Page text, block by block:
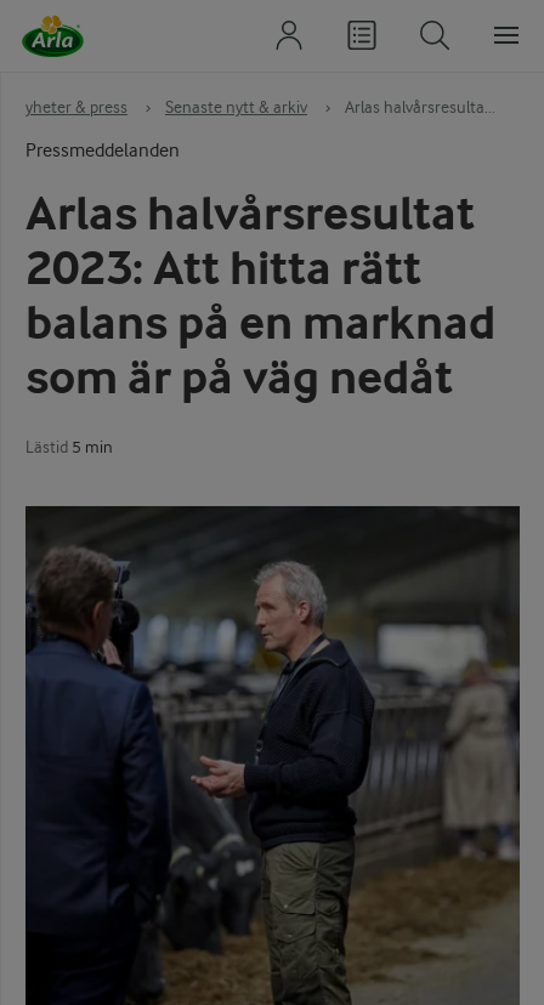
Nyheter & press › Senaste nytt & arkiv › Arlas halvårsresulta...
Pressmeddelanden
Arlas halvårsresultat
2023: Att hitta rätt
balans på en marknad
som är på väg nedåt
Lästid 5 min